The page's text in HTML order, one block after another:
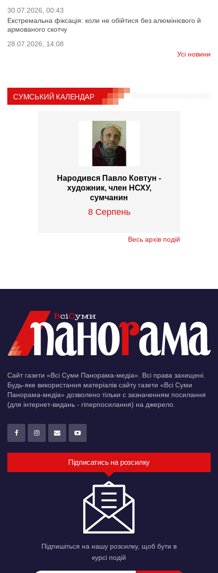
30.07.2026, 00:43
Екстремальна фіксація: коли не обійтися без алюмінієвого й
армованого скотчу
28.07.2026, 14:08
Усі новини
СУМСЬКИЙ КАЛЕНДАР
Народився Павло Ковтун -
художник, член НСХУ,
сумчанин
8 Серпень
Весь архів подій
Сайт газети «Всі Суми Панорама-медіа». Всі права захищені.
Будь-яке використання матеріалів сайту газети «Всі Суми
Панорама-медіа» дозволено тільки c зазначенням посилання
(для інтернет-видань - гіперпосилання) на джерело.
Підписатись на розсилку
Підпишіться на нашу розсилку, щоб бути в
курсі подій